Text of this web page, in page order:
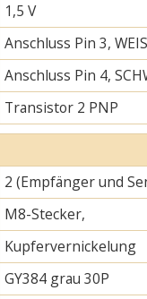
1,5 V
Anschluss Pin 3,
Anschluss Pin 4,
Transistor 2 PNP
2 (Empfänger und
M8-Stecker,
Kupfervernickelung
GY384 grau 30P